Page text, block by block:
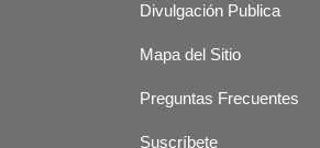
Divulgación Publica
Mapa del Sitio
Preguntas Frecuentes
Suscríbete